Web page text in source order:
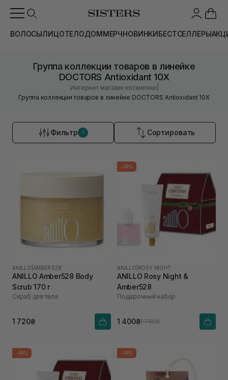
ВОЛОСЫЛИЦОТЕЛОДОММЕРЧНОВИНКИБЕСТСЕЛЛЕРЫ
Группа коллекции товаров в линейке
DOCTORS Antioxidant 10X
Интернет магазин косметики
Группа коллекции товаров в линейке DOCTORS Antioxidant 10X
Фильтр 1 Сортировать
ANILLO AMBER 528
ANILLO Amber528 Body
Scrub 170 г
Скраб для тела
1 720₴
-20%
ANILLO ROSY NIGHT
ANILLO Rosy Night &
Amber528
Подарочный набор
1 400₴1 760₴
-20% -20%